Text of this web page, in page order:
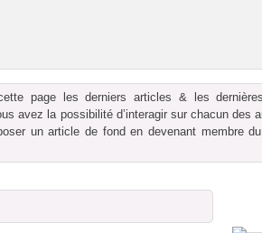
page les derniers articles & les
avez la possibilité d’interagir sur chacun des
un article de fond en devenant membre